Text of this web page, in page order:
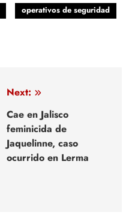
operativos de seguridad
Next:
Cae en Jalisco
feminicida de
Jaquelinne, caso
ocurrido en Lerma